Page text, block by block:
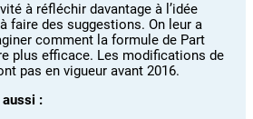
à réfléchir davantage à l’idée
à faire des suggestions. On leur a
comment la formule de Part
plus efficace. Les modifications de
pas en vigueur avant 2016.
: